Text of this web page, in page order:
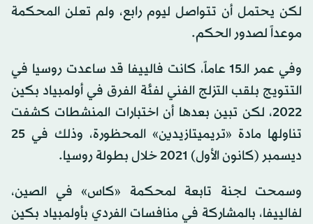
لكن يحتمل أن تتواصل ليوم رابع، ولم تعلن المحكمة
موعداً لصدور الحكم.
وفي عمر الـ15 عاماً، كانت فالييفا قد ساعدت روسيا في
التتويج بلقب التزلج الفني لفئة الفرق في أولمبياد بكين
2022، لكن تبين بعدها أن اختبارات المنشطات كشفت
تناولها مادة «تريميتازيدين» المحظورة، وذلك في 25
ديسمبر (كانون الأول) 2021 خلال بطولة روسيا.
وسمحت لجنة تابعة لمحكمة «كاس» في الصين،
لفالييفا، بالمشاركة في منافسات الفردي بأولمبياد بكين